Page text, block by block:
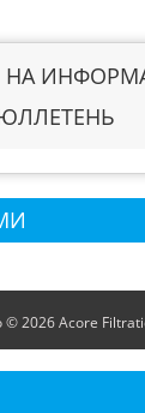
НА
© 2026 Acore